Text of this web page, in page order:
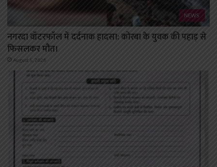
NEWS
नगरदा वॉटरफॉल में दर्दनाक हादसा: कोरबा के युवक की पहाड़ से
फिसलकर मौत।
August 5, 2026